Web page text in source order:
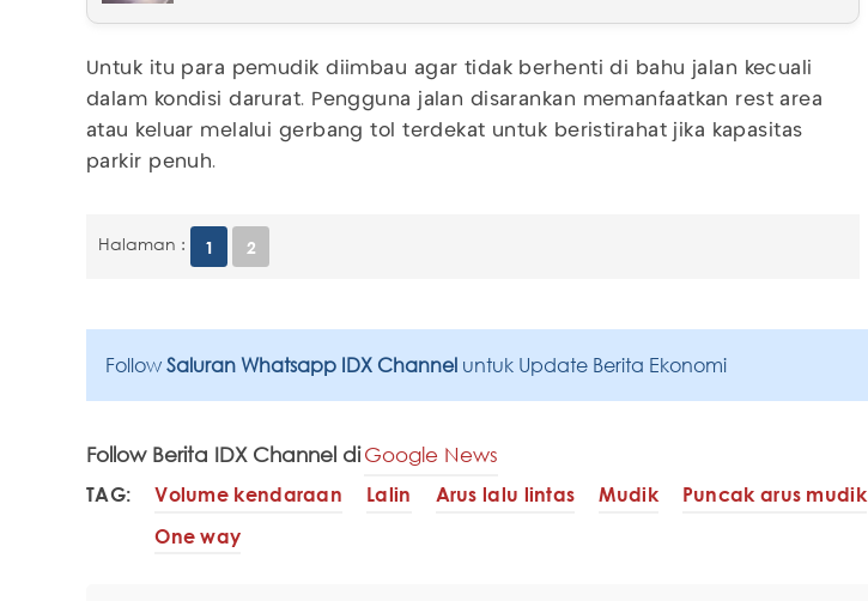
Untuk itu para pemudik diimbau agar tidak berhenti di bahu jalan kecuali
dalam kondisi darurat. Pengguna jalan disarankan memanfaatkan rest area
atau keluar melalui gerbang tol terdekat untuk beristirahat jika kapasitas
parkir penuh.
Halaman : 1 2
Follow Saluran Whatsapp IDX Channel untuk Update Berita Ekonomi
Follow Berita IDX Channel diGoogle News
TAG: Volume kendaraan Lalin Arus lalu lintas Mudik Puncak arus mudik
One way